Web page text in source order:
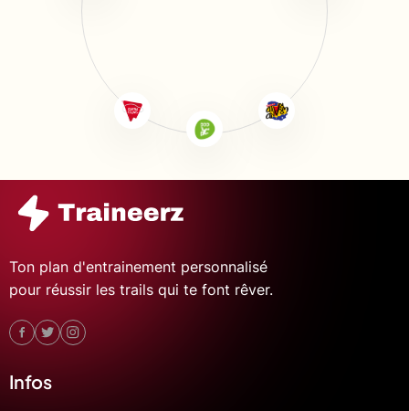
Ton plan d'entrainement personnalisé
pour réussir les trails qui te font rêver.
Infos